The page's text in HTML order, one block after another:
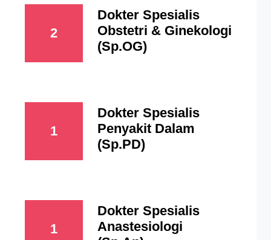
2
Dokter Spesialis
Obstetri & Ginekologi
(Sp.OG)
1
Dokter Spesialis
Penyakit Dalam
(Sp.PD)
1
Dokter Spesialis
Anastesiologi